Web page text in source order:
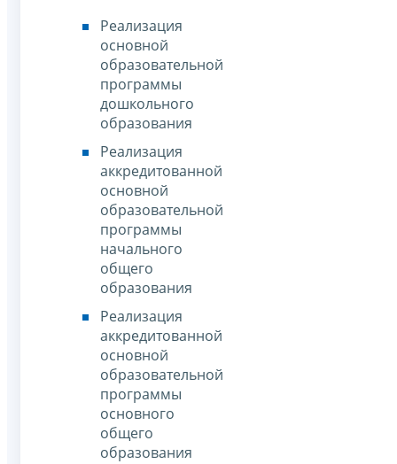
Реализация
основной
образовательной
программы
дошкольного
образования
Реализация
аккредитованной
основной
образовательной
программы
начального
общего
образования
Реализация
аккредитованной
основной
образовательной
программы
основного
общего
образования